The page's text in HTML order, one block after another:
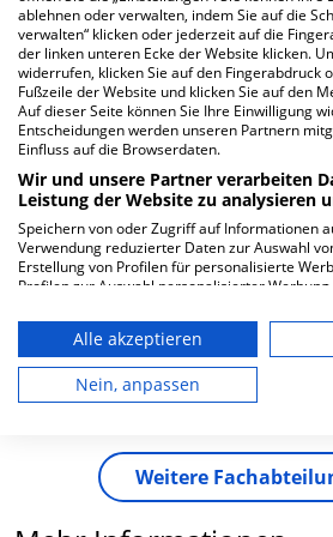
Urologie
Orthopädie
Neurologie,
Frührehabilitation
Innere Medizin
Weitere
ablehnen oder verwalten, indem Sie auf die
verwalten“ klicken oder jederzeit auf die
der linken unteren Ecke der Website klicken.
widerrufen, klicken Sie auf den Fingerabdruck
Fußzeile der Website und klicken Sie auf den
Auf dieser Seite können Sie Ihre Einwilligung
Entscheidungen werden unseren Partnern
Einfluss auf die Browserdaten.
Wir und unsere Partner verarbeiten
Leistung der Website zu analysieren
Speichern von oder Zugriff auf Informationen
Verwendung reduzierter Daten zur Auswahl
Erstellung von Profilen für personalisierte
Profilen zur Auswahl personalisierter
personalisierter Inhalte. Messung der
Performance von Inhalten. Analyse von
oder Kombinationen von Daten aus
und Verbesserung der Angebote. Verwendung
Auswahl von Inhalten.
Ihre Einwilligung und die cookie Richtlinie
Website/App.
Alle akzeptieren
Nein, anpassen